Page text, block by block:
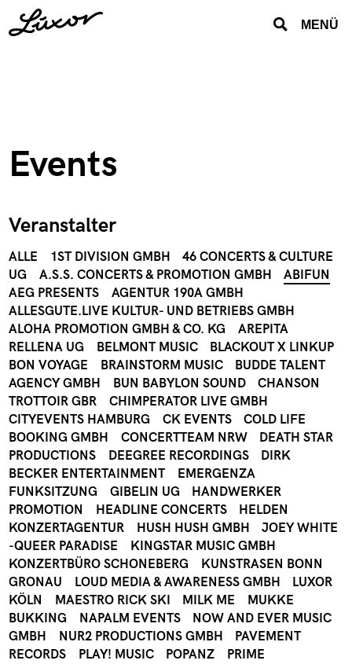
MENÜ
Events
Veranstalter
ALLE 1ST DIVISION GMBH
46 CONCERTS & CULTURE
UG
A.S.S. CONCERTS & PROMOTION GMBH
ABIFUN
AEG PRESENTS
AGENTUR 190A GMBH
ALLESGUTE.LIVE KULTUR- UND BETRIEBS GMBH
ALOHA PROMOTION GMBH & CO. KG
AREPITA
RELLENA UG
BELMONT MUSIC
BLACKOUT X LINKUP
BON VOYAGE
BRAINSTORM MUSIC
BUDDE TALENT
AGENCY GMBH
BUN BABYLON SOUND
CHANSON
TROTTOIR GBR
CHIMPERATOR LIVE GMBH
CITYEVENTS HAMBURG
CK EVENTS
COLD LIFE
BOOKING GMBH
CONCERTTEAM NRW
DEATH STAR
PRODUCTIONS
DEEGREE RECORDINGS
DIRK
BECKER ENTERTAINMENT
EMERGENZA
FUNKSITZUNG
GIBELIN UG
HANDWERKER
PROMOTION
HEADLINE CONCERTS
HELDEN
KONZERTAGENTUR
HUSH HUSH GMBH
JOEY WHITE
-QUEER PARADISE
KINGSTAR MUSIC GMBH
KONZERTBÜRO SCHONEBERG
KUNSTRASEN BONN
GRONAU
LOUD MEDIA & AWARENESS GMBH
LUXOR
KÖLN
MAESTRO RICK SKI MILK ME
MUKKE
BUKKING
NAPALM EVENTS
NOW AND EVER MUSIC
GMBH
NUR2 PRODUCTIONS GMBH
PAVEMENT
RECORDS
PLAY! MUSIC POPANZ
PRIME